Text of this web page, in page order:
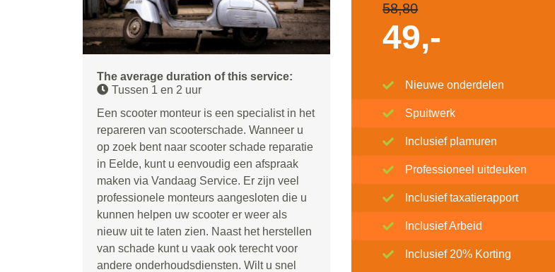
The average duration of this service:
Tussen 1 en 2 uur
Een scooter monteur is een specialist in het
repareren van scooterschade. Wanneer u
op zoek bent naar scooter schade reparatie
in Eelde, kunt u eenvoudig een afspraak
maken via Vandaag Service. Er zijn veel
professionele monteurs aangesloten die u
kunnen helpen uw scooter er weer als
nieuw uit te laten zien. Naast het herstellen
van schade kunt u vaak ook terecht voor
andere onderhoudsdiensten. Wilt u snel
58,80
49,-
Nieuwe onderdelen
Spuitwerk
Inclusief plamuren
Professioneel uitdeuken
Inclusief taxatierapport
Inclusief Arbeid
Inclusief 20% Korting